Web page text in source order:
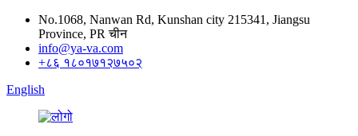
No.1068, Nanwan Rd, Kunshan city 215341, Jiangsu
Province, PR चीन
info@ya-va.com
+८६ १८०१७१२७५०२
English